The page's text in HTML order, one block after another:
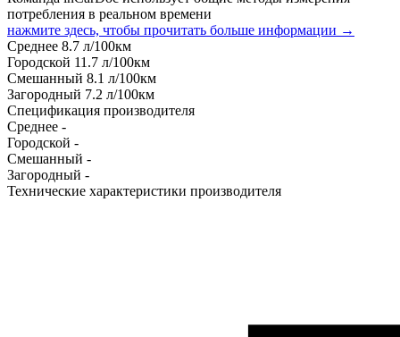
потребления в реальном времени
нажмите здесь, чтобы прочитать больше информации →
Среднее 8.7 л/100км
Городской 11.7 л/100км
Смешанный 8.1 л/100км
Загородный 7.2 л/100км
Спецификация производителя
Среднее -
Городской -
Смешанный -
Загородный -
Технические характеристики производителя